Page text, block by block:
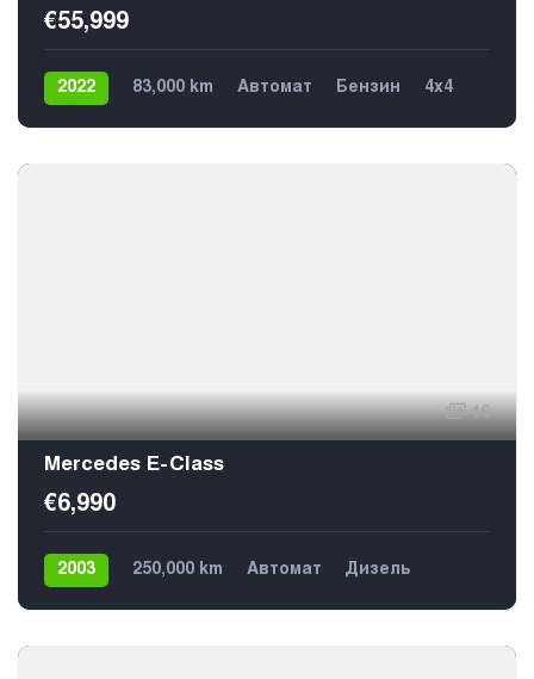
€55,999
2022 83,000 km Автомат Бензин
4х4
16
Mercedes E-Class
€6,990
2003 250,000 km Автомат
Дизель